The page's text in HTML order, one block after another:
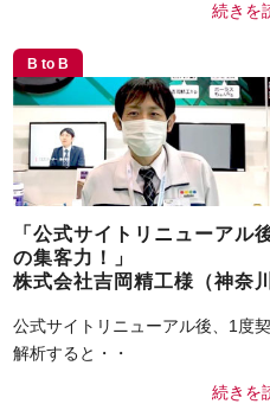
続きを
B to B
「公式サイトリニューアル
の集客力！」
株式会社吉岡精工様（神奈
公式サイトリニューアル後、1度
解析すると・・
続きを